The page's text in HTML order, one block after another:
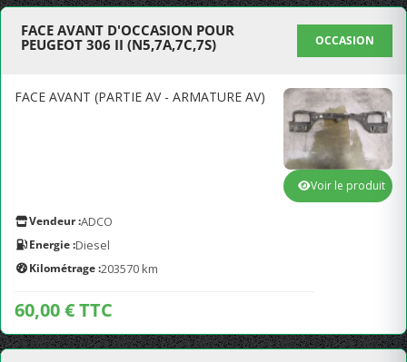
FACE AVANT D'OCCASION POUR
PEUGEOT 306 II (N5,7A,7C,7S)
OCCASION
FACE AVANT (PARTIE AV - ARMATURE AV)
Vendeur :ADCO
Energie :Diesel
Kilométrage :203570 km
60,00 € TTC
Voir le produit